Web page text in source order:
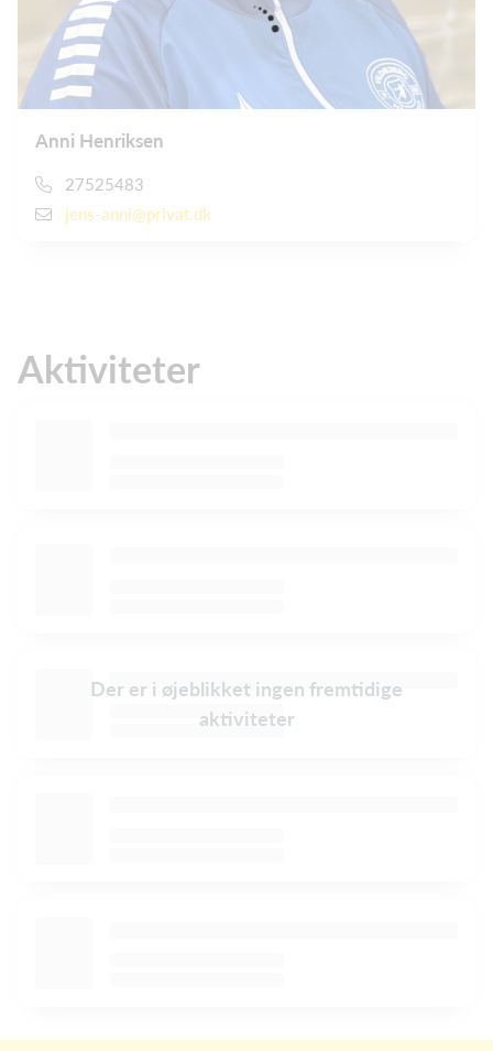
Anni Henriksen
27525483
jens-anni@privat.dk
Aktiviteter
Der er i øjeblikket ingen fremtidige
aktiviteter